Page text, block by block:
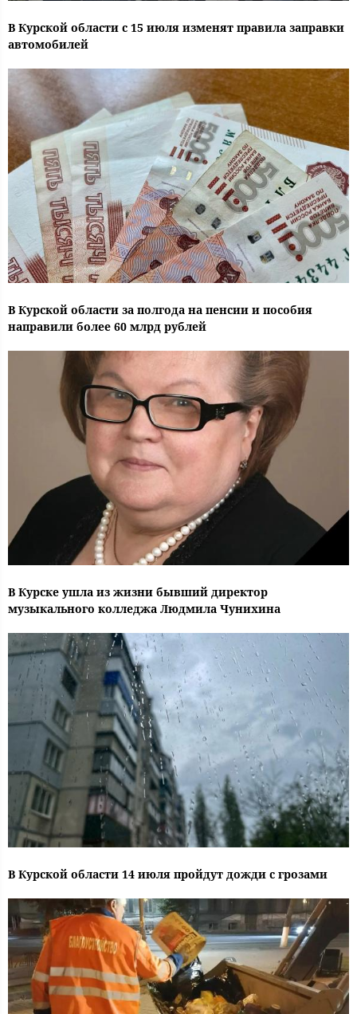
В Курской области с 15 июля изменят правила заправки
автомобилей
В Курской области за полгода на пенсии и пособия
направили более 60 млрд рублей
В Курске ушла из жизни бывший директор
музыкального колледжа Людмила Чунихина
В Курской области 14 июля пройдут дожди с грозами